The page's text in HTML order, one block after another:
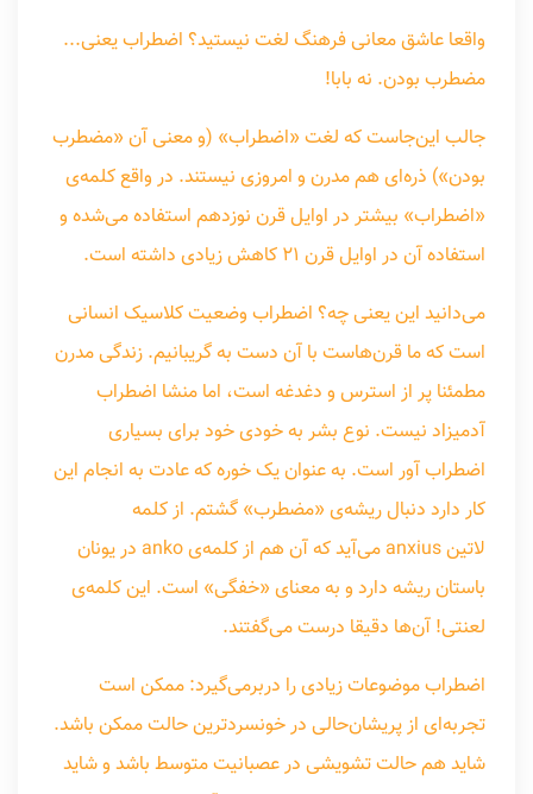
واقعا عاشق معانی فرهنگ لغت نیستید؟ اضطراب یعنی...
مضطرب بودن. نه بابا!
جالب این‌جاست که لغت «اضطراب» (و معنی آن «مضطرب
بودن») ذره‌ای هم مدرن و امروزی نیستند. در واقع کلمه‌ی
«اضطراب» بیشتر در اوایل قرن نوزدهم استفاده می‌شده و
استفاده آن در اوایل قرن ۲۱ کاهش زیادی داشته است.
می‌دانید این یعنی چه؟ اضطراب وضعیت کلاسیک انسانی
است که ما قرن‌هاست با آن دست به گريبانيم. زندگی مدرن
مطمئنا پر از استرس و دغدغه است، اما منشا اضطراب
آدمیزاد نیست. نوع بشر به خودی خود برای بسیاری
اضطراب آور است. به عنوان یک خوره که عادت به انجام اين
کار دارد دنبال ریشه‌ی «مضطرب» گشتم. از کلمه
لاتین anxius می‌آید که آن هم از کلمه‌ی anko در یونان
باستان ريشه دارد و به معنای «خفگی» است. این کلمه‌ی
لعنتی! آن‌ها دقیقا درست می‌گفتند.
اضطراب موضوعات زیادی را دربرمی‌گیرد: ممکن است
تجربه‌ای از پریشان‌حالی در خونسردترین حالت ممکن باشد.
شاید هم حالت تشویشی در عصبانیت متوسط باشد و شاید